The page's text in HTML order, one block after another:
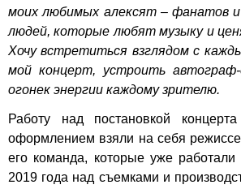
моих любимых алексят – фанатов
людей, которые любят музыку и
Хочу встретиться взглядом с
мой концерт, устроить автограф-
огонек энергии каждому зрителю.
Работу над постановкой
оформлением взяли на себя
его команда, которые уже
2019 года над съемками и